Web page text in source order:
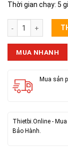
Thời gian chạy: 5
Loa Bluetooth BS-
MUA NHANH
Mua sản
Thietbi.Online -
Bảo Hành.